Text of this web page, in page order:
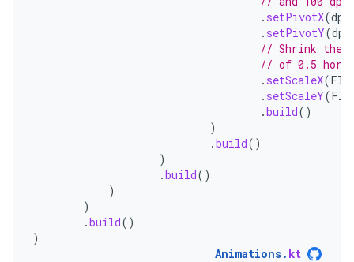
. setPivotX(dp
. setPivotY(dp
// Shrink the
// of 0.5
. setScaleX(
. setScaleY(
.build()
)
.build()
)
.build()
)
)
.build()
)
Animations. kt